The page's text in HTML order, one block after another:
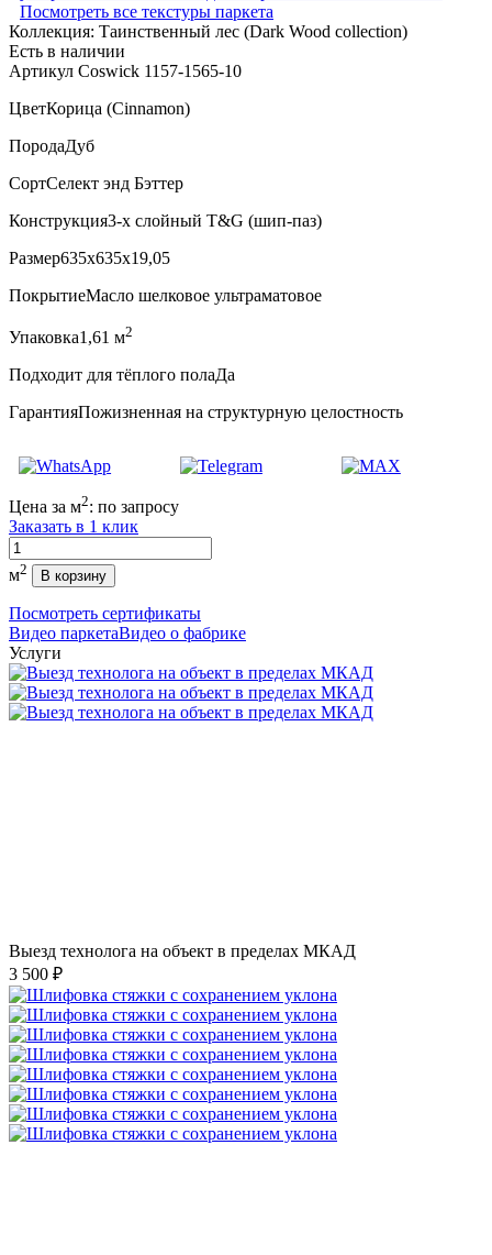
Посмотреть все текстуры паркета
Коллекция: Таинственный лес (Dark Wood collection)
Есть в наличии
Артикул Coswick 1157-1565-10
ЦветКорица (Cinnamon)
ПородаДуб
СортСелект энд Бэттер
Конструкция3-х слойный T&G (шип-паз)
Размер635x635x19,05
ПокрытиеМасло шелковое ультраматовое
Упаковка1,61 м2
Подходит для тёплого полаДа
ГарантияПожизненная на структурную целостность
Цена за м2: по запросу
Заказать в 1 клик
Количество
м2 В корзину
Посмотреть сертификаты
Видео паркетаВидео о фабрике
Услуги
Выезд технолога на объект в пределах МКАД
3 500 ₽